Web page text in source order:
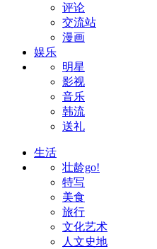
评论
交流站
漫画
娱乐
明星
影视
音乐
韩流
送礼
生活
壮龄go!
特写
美食
旅行
文化艺术
人文史地